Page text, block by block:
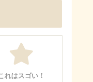
れはスゴい！